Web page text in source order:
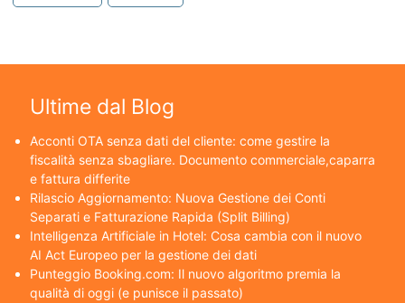
Ultime dal Blog
Acconti OTA senza dati del cliente: come gestire la
fiscalità senza sbagliare. Documento commerciale,caparra
e fattura differite
Rilascio Aggiornamento: Nuova Gestione dei Conti
Separati e Fatturazione Rapida (Split Billing)
Intelligenza Artificiale in Hotel: Cosa cambia con il nuovo
AI Act Europeo per la gestione dei dati
Punteggio Booking.com: Il nuovo algoritmo premia la
qualità di oggi (e punisce il passato)